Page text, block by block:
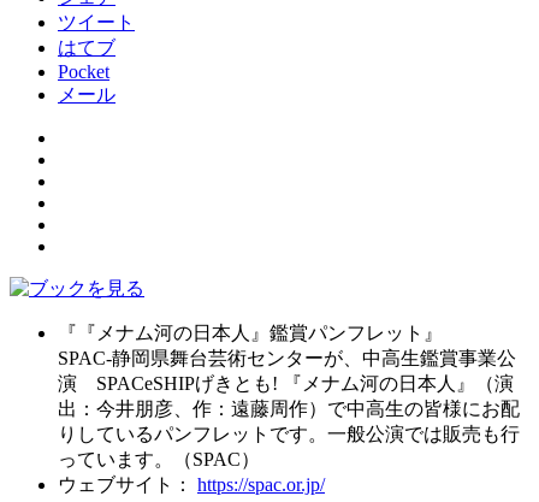
ツイート
はてブ
Pocket
メール
『『メナム河の日本人』鑑賞パンフレット』
SPAC-静岡県舞台芸術センターが、中高生鑑賞事業公
演 SPACeSHIPげきとも! 『メナム河の日本人』（演
出：今井朋彦、作：遠藤周作）で中高生の皆様にお配
りしているパンフレットです。一般公演では販売も行
っています。（SPAC）
ウェブサイト： https://spac.or.jp/